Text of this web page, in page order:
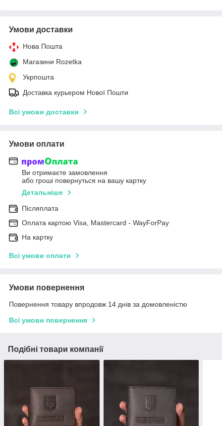
Умови доставки
Нова Пошта
Магазини Rozetka
Укрпошта
Доставка курьером Нової Пошти
Всі умови доставки
Умови оплати
Ви отримаєте замовлення
або гроші повернуться на вашу картку
Детальніше
Післяплата
Оплата картою Visa, Mastercard - WayForPay
На картку
Всі умови оплати
Умови повернення
Повернення товару впродовж 14 днів за домовленістю
Всі умови повернення
Подібні товари компанії